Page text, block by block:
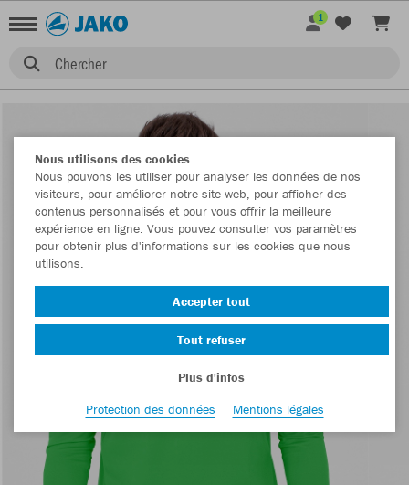
Chercher
1
Nous utilisons des cookies
Nous pouvons les utiliser pour analyser les données de nos
visiteurs, pour améliorer notre site web, pour afficher des
contenus personnalisés et pour vous offrir la meilleure
expérience en ligne. Vous pouvez consulter vos paramètres
pour obtenir plus d'informations sur les cookies que nous
utilisons.
Accepter tout
Tout refuser
Plus d'infos
Protection des données
Mentions légales